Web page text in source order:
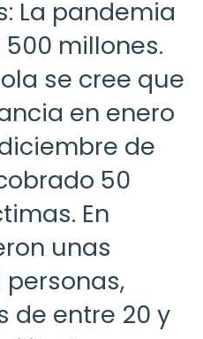
La pandemia
millones.
se cree que
en enero
de
50
En
unas
de entre 20 y